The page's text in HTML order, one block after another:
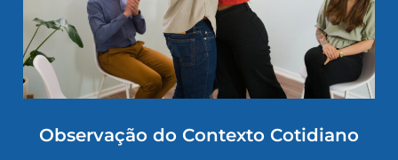
Observação do Contexto Cotidiano